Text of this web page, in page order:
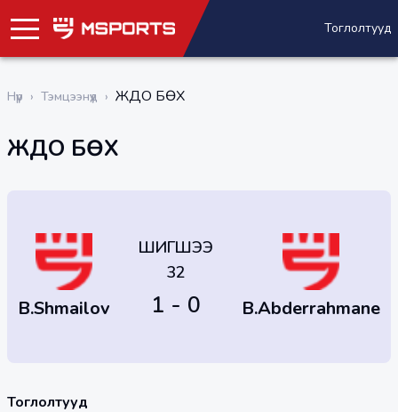
Тоглолтууд
Нүүр › Тэмцээнүүд › ЖҮДО БӨХ
ЖҮДО БӨХ
B.Shmailov
ШИГШЭЭ
32
1 - 0 B.Abderrahmane
Тоглолтууд